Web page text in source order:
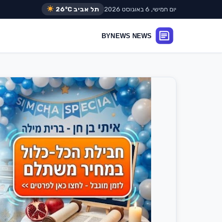
יום חמישי, 6 באוגוסט 2026 תל אביב 26°C